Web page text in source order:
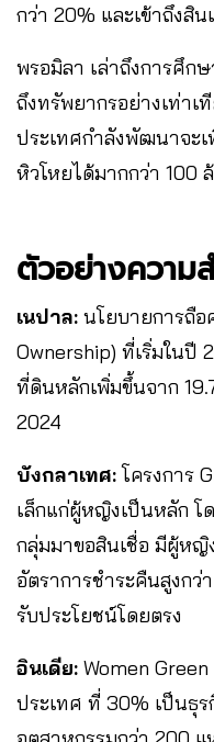
กว่า 20% และเข้าถึงสิ
พรอมิลา เล่าถึงการศึก
ถึงทรัพยากรอย่างเท่าเ
ประเทศกำลังพัฒนาจะ
หิวโหยได้มากกว่า 100
ตัวอย่างความส
เนปาล: นโยบายการถือ
Ownership) ที่เริ่มในปี
ที่ดินหลักเพิ่มขึ้นจาก
2024
บังกลาเทศ:โครงการ
เล็กแก่ผู้หญิงเป็นหลัก โ
กลุ่มมาขอสินเชื่อ มีผู้หญิ
อัตราการชำระคืนสูงก
รับประโยชน์โดยตรง
อินเดีย: Women
ประเทศ ที่ 30% เป็นธุ